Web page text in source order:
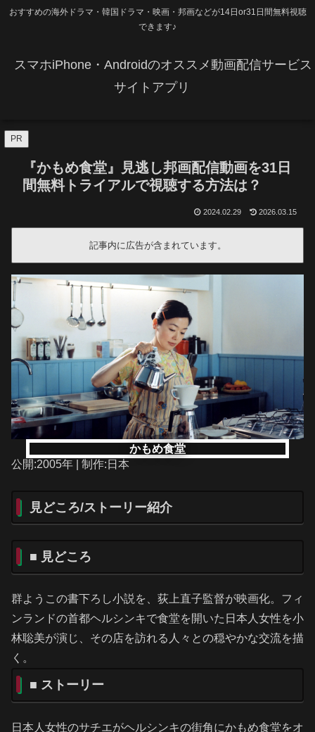
おすすめの海外ドラマ・韓国ドラマ・映画・邦画などが14日or31日間無料視聴
できます♪
スマホiPhone・Androidのオススメ動画配信サービス
サイトアプリ
PR
『かもめ食堂』見逃し邦画配信動画を31日
間無料トライアルで視聴する方法は？
2024.02.29 2026.03.15
記事内に広告が含まれています。
かもめ食堂
公開:2005年 | 制作:日本
見どころ/ストーリー紹介
■ 見どころ
群ようこの書下ろし小説を、荻上直子監督が映画化。フィ
ンランドの首都ヘルシンキで食堂を開いた日本人女性を小
林聡美が演じ、その店を訪れる人々との穏やかな交流を描
く。
■ ストーリー
日本人女性のサチエがヘルシンキの街角にかもめ食堂をオ